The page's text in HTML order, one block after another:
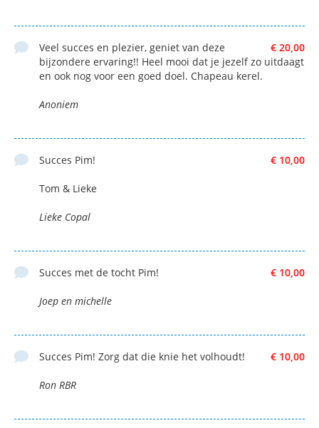
€ 20,00
Veel succes en plezier, geniet van deze
bijzondere ervaring!! Heel mooi dat je jezelf zo uitdaagt
en ook nog voor een goed doel. Chapeau kerel.
Anoniem
€ 10,00
Succes Pim!
Tom & Lieke
Lieke Copal
€ 10,00
Succes met de tocht Pim!
Joep en michelle
€ 10,00
Succes Pim! Zorg dat die knie het volhoudt!
Ron RBR